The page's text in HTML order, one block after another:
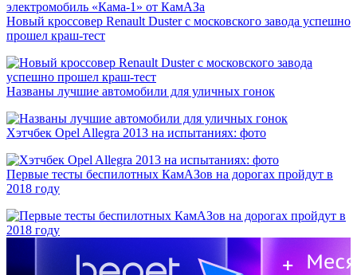
Новый кроссовер Renault Duster с московского завода успешно
прошел краш-тест
Названы лучшие автомобили для уличных гонок
Хэтчбек Opel Allegra 2013 на испытаниях: фото
Первые тесты беспилотных КамАЗов на дорогах пройдут в
2018 году